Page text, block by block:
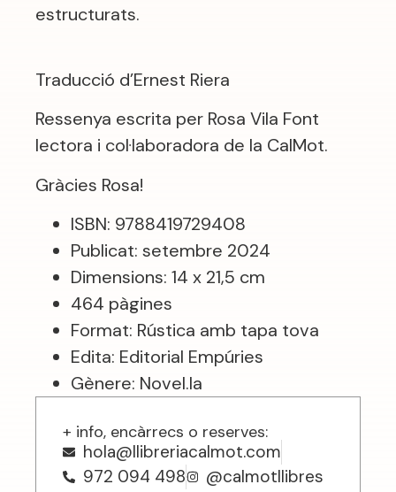
estructurats.
Traducció d’Ernest Riera
Ressenya escrita per Rosa Vila Font
lectora i col·laboradora de la CalMot.
Gràcies Rosa!
ISBN: 9788419729408
Publicat: setembre 2024
Dimensions: 14 x 21,5 cm
464 pàgines
Format: Rústica amb tapa tova
Edita: Editorial Empúries
Gènere: Novel.la
+ info, encàrrecs o reserves:
hola@llibreriacalmot.com
972 094 498
@calmotllibres